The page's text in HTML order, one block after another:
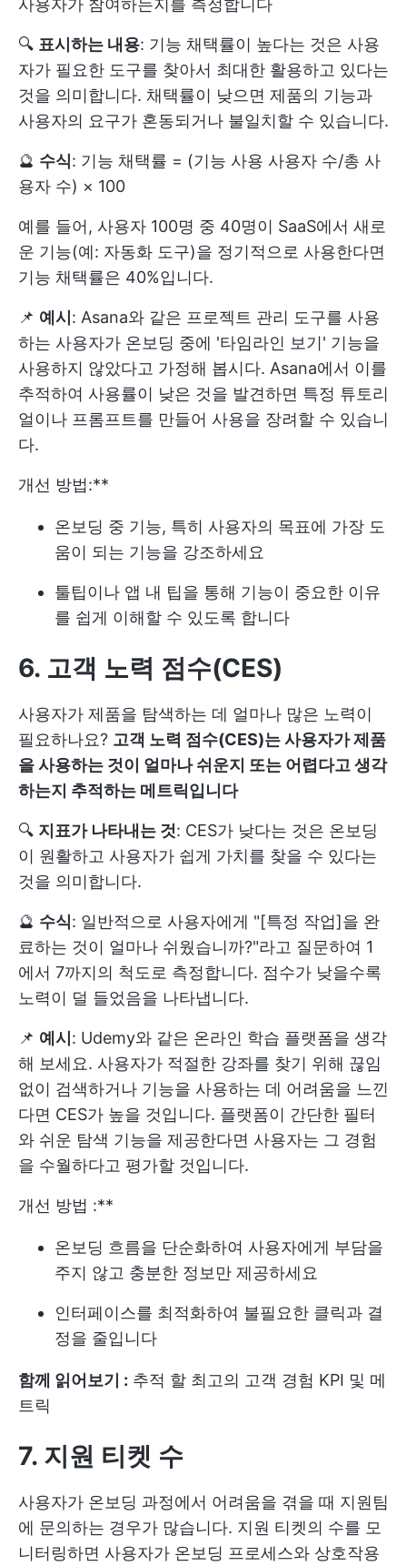
사용자가 참여하는지를 측정합니다
🔍 표시하는 내용: 기능 채택률이 높다는 것은 사용
자가 필요한 도구를 찾아서 최대한 활용하고 있다는
것을 의미합니다. 채택률이 낮으면 제품의 기능과
사용자의 요구가 혼동되거나 불일치할 수 있습니다.
🔮 수식: 기능 채택률 = (기능 사용 사용자 수/총 사
용자 수) × 100
예를 들어, 사용자 100명 중 40명이 SaaS에서 새로
운 기능(예: 자동화 도구)을 정기적으로 사용한다면
기능 채택률은 40%입니다.
📌 예시 : Asana와 같은 프로젝트 관리 도구를 사용
하는 사용자가 온보딩 중에 '타임라인 보기' 기능을
사용하지 않았다고 가정해 봅시다. Asana에서 이를
추적하여 사용률이 낮은 것을 발견하면 특정 튜토리
얼이나 프롬프트를 만들어 사용을 장려할 수 있습니
다.
개선 방법:**
온보딩 중 기능, 특히 사용자의 목표에 가장 도
움이 되는 기능을 강조하세요
툴팁이나 앱 내 팁을 통해 기능이 중요한 이유
를 쉽게 이해할 수 있도록 합니다
6. 고객 노력 점수(CES)
사용자가 제품을 탐색하는 데 얼마나 많은 노력이
필요하나요? 고객 노력 점수(CES)는 사용자가 제품
을 사용하는 것이 얼마나 쉬운지 또는 어렵다고 생각
하는지 추적하는 메트릭입니다
🔍 지표가 나타내는 것: CES가 낮다는 것은 온보딩
이 원활하고 사용자가 쉽게 가치를 찾을 수 있다는
것을 의미합니다.
🔮 수식: 일반적으로 사용자에게 "[특정 작업]을 완
료하는 것이 얼마나 쉬웠습니까?"라고 질문하여 1
에서 7까지의 척도로 측정합니다. 점수가 낮을수록
노력이 덜 들었음을 나타냅니다.
📌 예시 : Udemy와 같은 온라인 학습 플랫폼을 생각
해 보세요. 사용자가 적절한 강좌를 찾기 위해 끊임
없이 검색하거나 기능을 사용하는 데 어려움을 느낀
다면 CES가 높을 것입니다. 플랫폼이 간단한 필터
와 쉬운 탐색 기능을 제공한다면 사용자는 그 경험
을 수월하다고 평가할 것입니다.
개선 방법 :**
온보딩 흐름을 단순화하여 사용자에게 부담을
주지 않고 충분한 정보만 제공하세요
인터페이스를 최적화하여 불필요한 클릭과 결
정을 줄입니다
함께 읽어보기 : 추적 할 최고의 고객 경험 KPI 및 메
트릭
7. 지원 티켓 수
사용자가 온보딩 과정에서 어려움을 겪을 때 지원팀
에 문의하는 경우가 많습니다. 지원 티켓의 수를 모
니터링하면 사용자가 온보딩 프로세스와 상호작용